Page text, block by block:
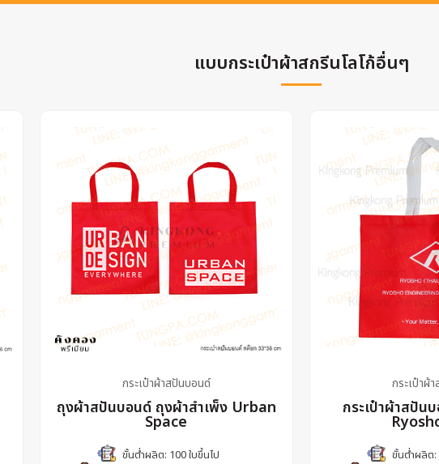
แบบกระเป๋าผ้าสกรีนโลโก้อื่นๆ
กระเป๋าผ้าสปันบอนด์
ถุงผ้าสปันบอนด์ ถุงผ้าสำเพ็ง Urban
Space
ขั้นต่ำผลิต: 100 ใบขึ้นไป
กระเป๋าผ้
กระเป๋าผ้าสปัน
ขั้นต่ำผลิต: